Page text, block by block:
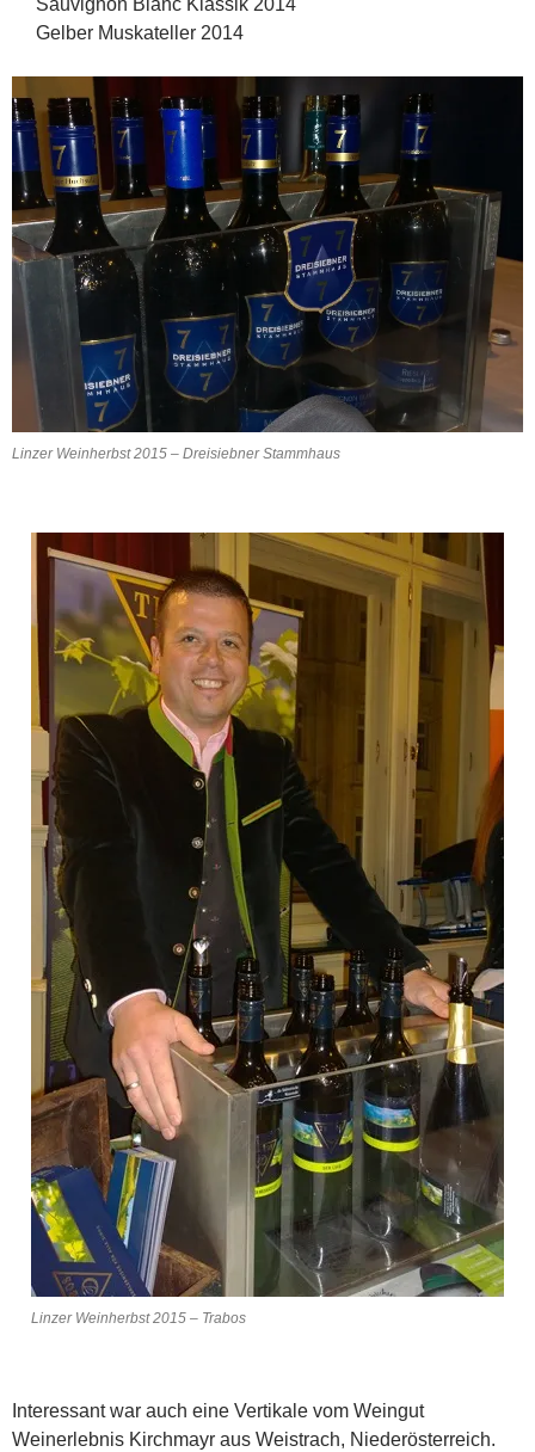
Sauvignon Blanc Klassik 2014
Gelber Muskateller 2014
Linzer Weinherbst 2015 – Dreisiebner Stammhaus
Linzer Weinherbst 2015 – Trabos
Interessant war auch eine Vertikale vom Weingut
Weinerlebnis Kirchmayr aus Weistrach, Niederösterreich.